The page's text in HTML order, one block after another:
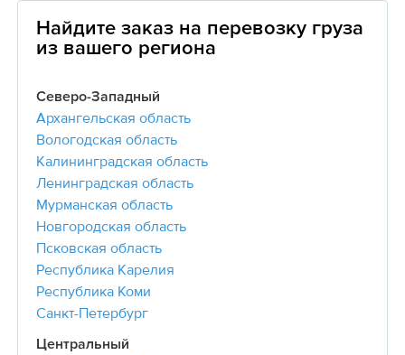
Найдите заказ на перевозку груза
из вашего региона
Северо-Западный
Архангельская область
Вологодская область
Калининградская область
Ленинградская область
Мурманская область
Новгородская область
Псковская область
Республика Карелия
Республика Коми
Санкт-Петербург
Центральный